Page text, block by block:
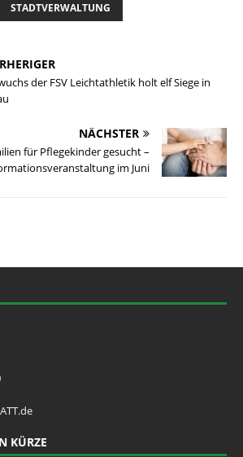
STADTVERWALTUNG
der FSV Leichtathletik holt elf Siege in
NÄCHSTER
für Pflegekinder gesucht –
im Juni
KÜRZE